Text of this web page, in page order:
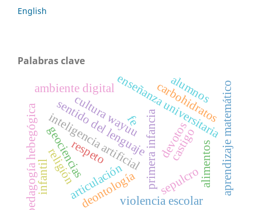
English
Palabras clave
inteligencia artificial
enseñanza universitaria
primera infancia
articulación
sentido del lenguaje aprendizaje matemático
pedagogía hebegógica cultura wayuu
fe devotos
sepulcro
geocienciasrespeto
deontologíaviolencia escolar
castigo
religión
infantil
carbohidratos
alimentos
ambiente digital alumnos